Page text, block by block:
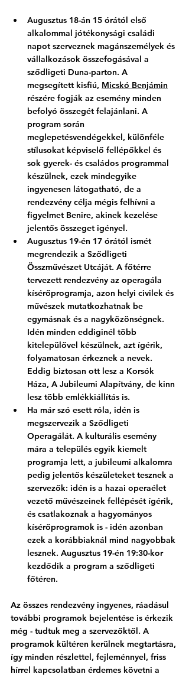
Augusztus 18-án 15 órától első
alkalommal jótékonysági családi
napot szerveznek magánszemélyek és
vállalkozások összefogásával a
sződligeti Duna-parton. A
megsegített kisfiú, Micskó Benjámin
részére fogják az esemény minden
befolyó összegét felajánlani. A
program során
meglepetésvendégekkel, különféle
stílusokat képviselő fellépőkkel és
sok gyerek- és családos programmal
készülnek, ezek mindegyike
ingyenesen látogatható, de a
rendezvény célja mégis felhívni a
figyelmet Benire, akinek kezelése
jelentős összeget igényel.
Augusztus 19-én 17 órától ismét
megrendezik a Sződligeti
Összművészet Utcáját. A főtérre
tervezett rendezvény az operagála
kísérőprogramja, azon helyi civilek és
művészek mutatkozhatnak be
egymásnak és a nagyközönségnek.
Idén minden eddiginél több
kitelepülővel készülnek, azt ígérik,
folyamatosan érkeznek a nevek.
Eddig biztosan ott lesz a Korsók
Háza, A Jubileumi Alapítvány, de kinn
lesz több emlékkiállítás is.
Ha már szó esett róla, idén is
megszervezik a Sződligeti
Operagálát. A kulturális esemény
mára a település egyik kiemelt
programja lett, a jubileumi alkalomra
pedig jelentős készületeket tesznek a
szervezők: idén is a hazai operaélet
vezető művészeinek fellépését ígérik,
és csatlakoznak a hagyományos
kísérőprogramok is - idén azonban
ezek a korábbiaknál mind nagyobbak
lesznek. Augusztus 19-én 19:30-kor
kezdődik a program a sződligeti
főtéren.
Az összes rendezvény ingyenes, ráadásul
további programok bejelentése is érkezik
még - tudtuk meg a szervezőktől. A
programok kültéren kerülnek megtartásra,
így minden részlettel, fejleménnyel, friss
hírrel kapcsolatban érdemes követni a